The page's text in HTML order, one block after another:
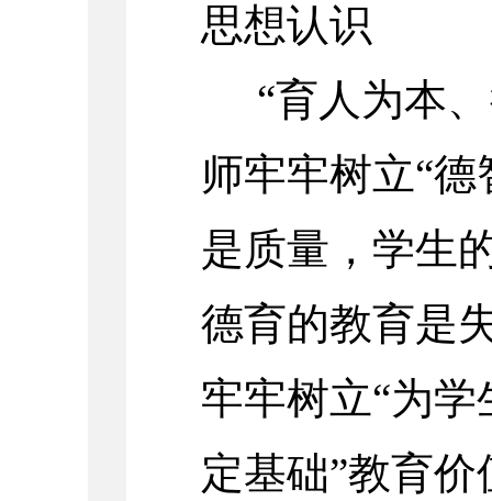
思想认识
“育人为本
师牢牢树立“
是质量，学生
德育的教育是
牢牢树立“为
定基础”教育